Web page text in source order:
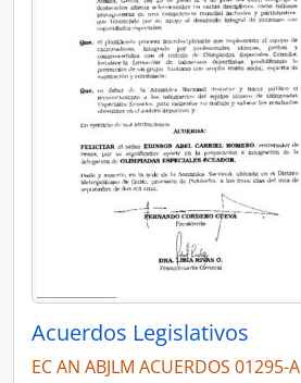
Acuerdos Legislativos
EC AN ABJLM ACUERDOS 01295-A